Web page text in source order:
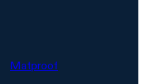
Matproof